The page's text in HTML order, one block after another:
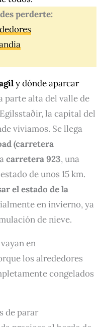
perderte:
y dónde aparcar
parte alta del valle de
la capital del
viviamos. Se llega
(carretera
carretera 923, una
de unos 15 km.
el estado de la
en invierno, ya
de nieve.
en
los alrededores
congelados
de parar